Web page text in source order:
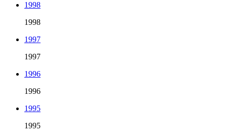
1998
1998
1997
1997
1996
1996
1995
1995